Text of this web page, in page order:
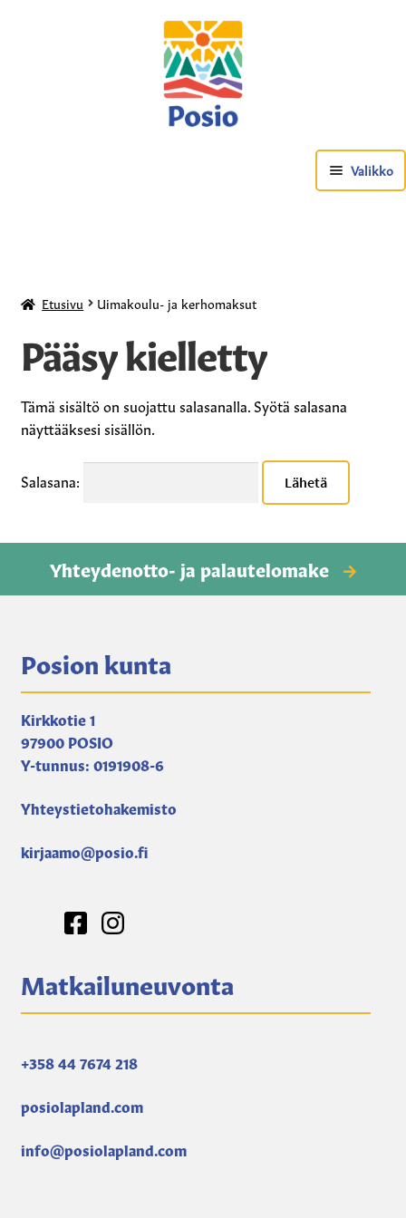
Valikko
Posio-tuotteet
Vesipisteavain
Etusivu Uimakoulu- ja kerhomaksut
Pääsy kielletty
Tämä sisältö on suojattu salasanalla. Syötä salasana
näyttääksesi sisällön.
Salasana:
Yhteydenotto- ja palautelomake
Posion kunta
Kirkkotie 1
97900 POSIO
Y-tunnus: 0191908-6
Yhteystietohakemisto
kirjaamo@posio.fi
Matkailuneuvonta
+358 44 7674 218
posiolapland.com
info@posiolapland.com